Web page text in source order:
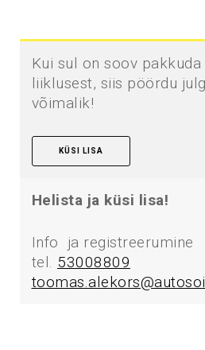
Kui sul on soov
liiklusest, siis pöördu
võimalik!
KÜSI LISA
Helista ja küsi lisa!
Info ja registreerumine
tel. 53008809